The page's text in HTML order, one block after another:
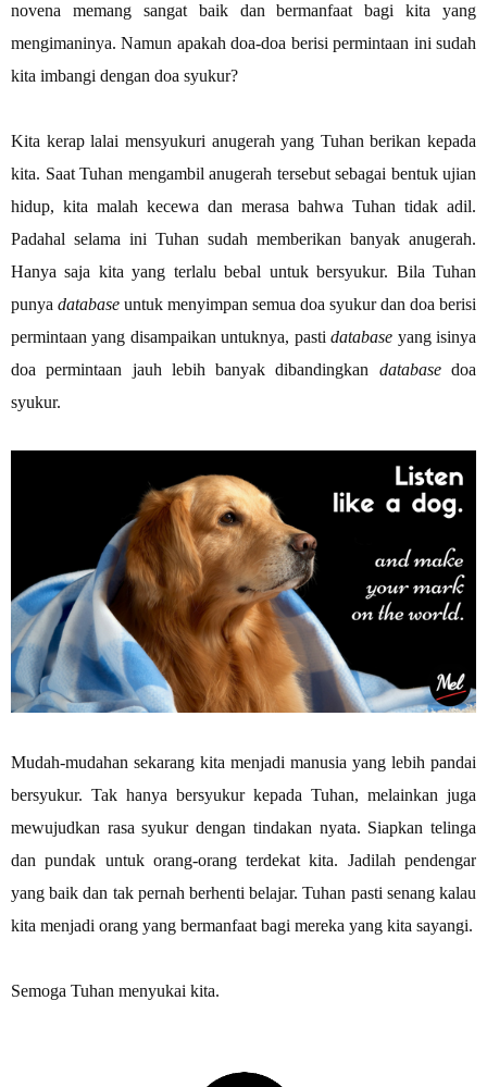
novena memang sangat baik dan bermanfaat bagi kita yang
mengimaninya. Namun apakah doa-doa berisi permintaan ini sudah
kita imbangi dengan doa syukur?
Kita kerap lalai mensyukuri anugerah yang Tuhan berikan kepada
kita. Saat Tuhan mengambil anugerah tersebut sebagai bentuk ujian
hidup, kita malah kecewa dan merasa bahwa Tuhan tidak adil.
Padahal selama ini Tuhan sudah memberikan banyak anugerah.
Hanya saja kita yang terlalu bebal untuk bersyukur. Bila Tuhan
punya database untuk menyimpan semua doa syukur dan doa berisi
permintaan yang disampaikan untuknya, pastidatabase yang isinya
doa permintaan jauh lebih banyak dibandingkan databasedoa
syukur.
Mudah-mudahan sekarang kita menjadi manusia yang lebih pandai
bersyukur. Tak hanya bersyukur kepada Tuhan, melainkan juga
mewujudkan rasa syukur dengan tindakan nyata. Siapkan telinga
dan pundak untuk orang-orang terdekat kita. Jadilah pendengar
yang baik dan tak pernah berhenti belajar. Tuhan pasti senang kalau
kita menjadi orang yang bermanfaat bagi mereka yang kita sayangi.
Semoga Tuhan menyukai kita.